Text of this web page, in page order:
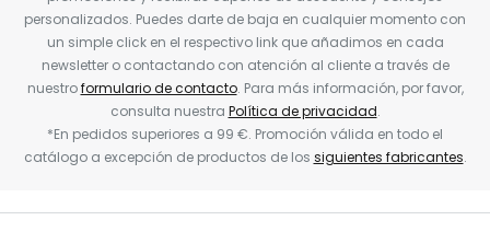
personalizados. Puedes darte de baja en cualquier momento con
un simple click en el respectivo link que añadimos en cada
newsletter o contactando con atención al cliente a través de
nuestroformulario de contacto. Para más información, por favor,
consulta nuestra Política de privacidad.
*En pedidos superiores a 99 €. Promoción válida en todo el
catálogo a excepción de productos de los siguientes fabricantes.